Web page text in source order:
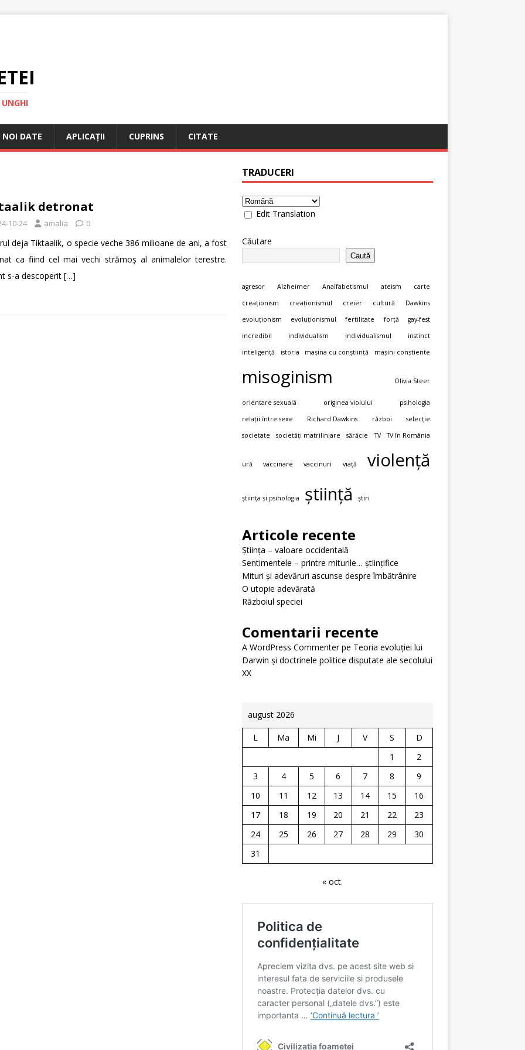
NOI DATE APLICAȚII CUPRINS CITATE
detronat
10-24 amalia 0
deja Tiktaalik, o specie veche 386 milioane de ani, a fost
ca fiind cel mai vechi strămoș al animalelor terestre.
s-a descoperit […]
TRADUCERI
Edit Translation
Căutare
Caută
agresor Alzheimer Analfabetismul ateism
carte
creaționism
creaționismul creier cultură
Dawkins
evoluționism
evoluționismul fertilitate forță
gay-fest
incredibil
individualism individualismul
instinct
inteligență
istoria mașina cu conștiință mașini conștiente
misoginism Olivia Steer
orientare sexuală originea violului
psihologia
relații între sexe
Richard Dawkins război
selecție
societate
societăți matriliniare sărăcie TV TV în România
ură vaccinare vaccinuri viață violență
știința și psihologia știință știri
Articole recente
Știința – valoare occidentală
Sentimentele – printre miturile… științifice
Mituri și adevăruri ascunse despre îmbătrânire
O utopie adevărată
Războiul speciei
Comentarii recente
A WordPress Commenterpe Teoria evoluției lui
Darwin și doctrinele politice disputate ale secolului
XX
august 2026
L Ma Mi J V S
D
1
2
3
4 5 6 7 8
9
10
11 12 13 14 15
16
17
18 19 20 21 22
23
24
25 26 27 28 29
30
31
« oct.